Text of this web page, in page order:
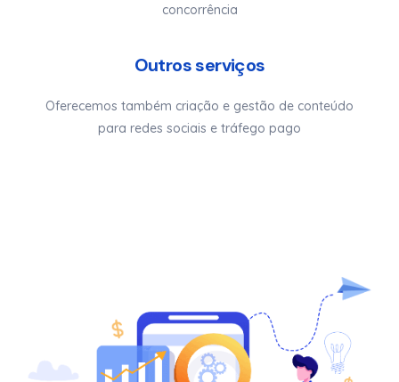
concorrência
Outros serviços
Oferecemos também criação e gestão de conteúdo
para redes sociais e tráfego pago